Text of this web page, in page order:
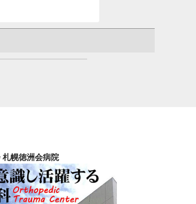
札幌徳洲会病院